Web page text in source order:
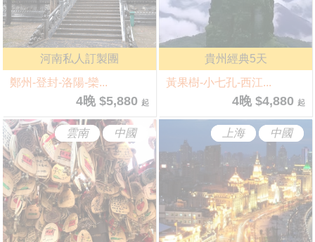
河南私人訂製團
鄭州-登封-洛陽-欒...
4晚 $5,880 起
貴州經典5天
黃果樹-小七孔-西江...
4晚 $4,880 起
雲南 中國 上海 中國